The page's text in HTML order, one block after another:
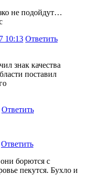
не подойдут…
10:13 Ответить
знак качества
поставил
Ответить
Ответить
борются с
пекутся. Бухло и